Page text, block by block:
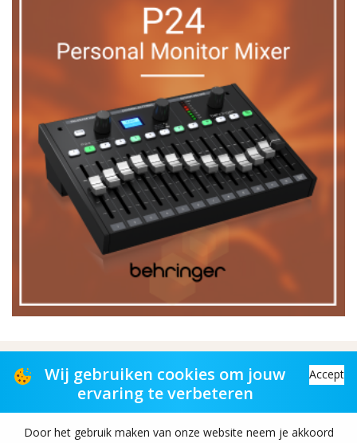
Distributiepartner voor muziekwinkels
Distribution partner to music stores
Copyright© 2026 TAS-retail B.V. All rights reserved.
Wij gebruiken cookies om jouw
ervaring te verbeteren
Accept
Door het gebruik maken van onze website neem je akkoord